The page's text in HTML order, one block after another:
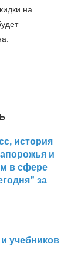
на
история
и
в сфере
за
учебников